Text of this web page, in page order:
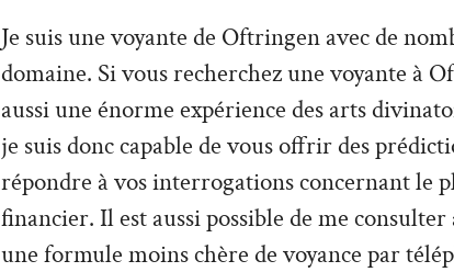
Je suis une voyante de Oftringen avec de
domaine. Si vous recherchez une voyante à
aussi une énorme expérience des arts
je suis donc capable de vous offrir des
répondre à vos interrogations concernant le
financier. Il est aussi possible de me
une formule moins chère de voyance par